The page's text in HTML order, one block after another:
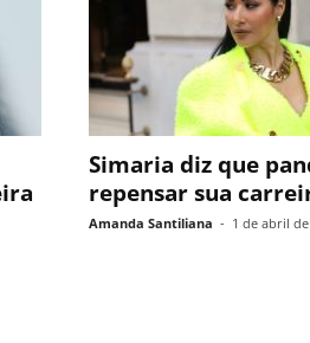
Simaria diz que
repensar sua
Amanda Santiliana - 1 de abril